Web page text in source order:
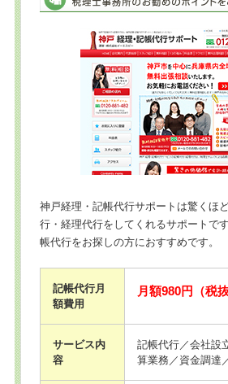
神戸経理・記帳代行サポートは驚くほ
行・経理代行をしてくれるサポートで
帳代行をお探しの方におすすめです。
記帳代行月
額費用
月額980円（税
サービス内
容
記帳代行／会社設
算業務／資金調達